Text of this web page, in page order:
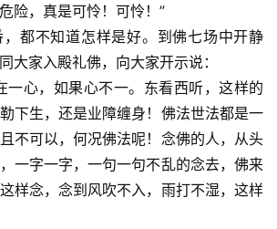
险，真是可怜！可怜！”
都不知道怎样是好。到佛七场中开静
大家入殿礼佛，向大家开示说：
一心，如果心不一。东看西听，这样的
下生，还是业障缠身！佛法世法都是一
不可以，何况佛法呢！念佛的人，从头
一字一字，一句一句不乱的念去，佛来
样念，念到风吹不入，雨打不湿，这样